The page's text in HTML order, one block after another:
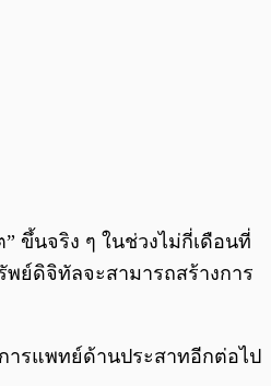
0:00 /0:00
ขึ้นจริง ๆ ในช่วงไม่กี่เดือนที่
ย์ดิจิทัลจะสามารถสร้างการ
ารแพทย์ด้านประสาทอีกต่อไป